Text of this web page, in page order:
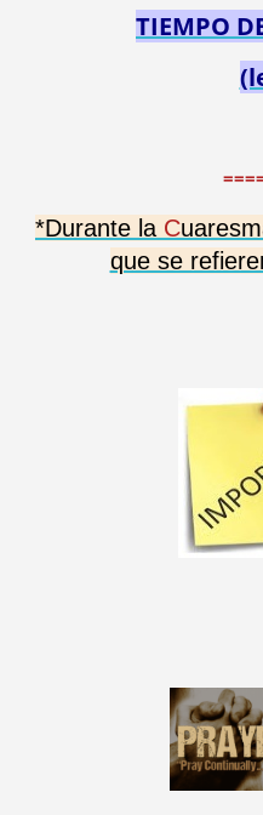
TIEMPO
*Durante la C
que se